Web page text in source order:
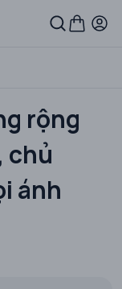
rộng
chủ
ánh